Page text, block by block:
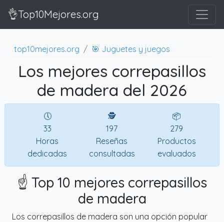
👌Top10Mejores.org
top10mejores.org 🎯 Juguetes y juegos
Los mejores correpasillos
de madera del 2026
🕔
33
Horas
dedicadas
🕵
197
Reseñas
consultadas
📦
279
Productos
evaluados
☝️ Top 10 mejores correpasillos
de madera
Los correpasillos de madera son una opción popular